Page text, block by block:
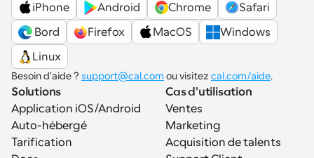
iPhone
Android Chrome
Safari
Bord
Firefox MacOS
Windows
Linux
Besoin d'aide ? support@cal.com ou visitez cal.com/aide.
Solutions
Application iOS/Android
Auto-hébergé
Tarification
Cas d'utilisation
Ventes
Marketing
Acquisition de talents